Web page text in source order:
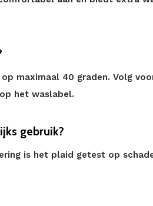
maximaal 40 graden. Volg
het waslabel.
gebruik?
is het plaid getest op